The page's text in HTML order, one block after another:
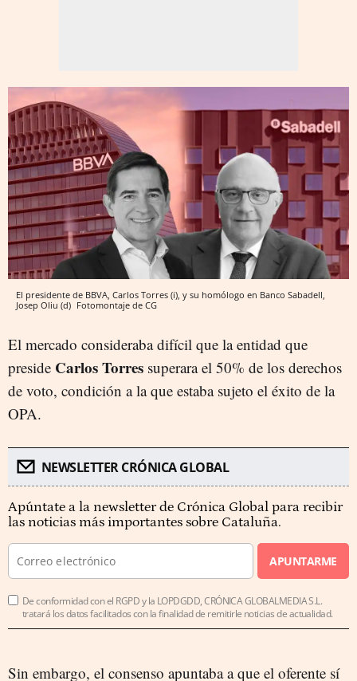
El presidente de BBVA, Carlos Torres (i), y su homólogo en Banco Sabadell,
Josep Oliu (d) Fotomontaje de CG
El mercado consideraba difícil que la entidad que
preside Carlos Torres superara el 50% de los derechos
de voto, condición a la que estaba sujeto el éxito de la
OPA.
NEWSLETTER CRÓNICA GLOBAL
Apúntate a la newsletter de Crónica Global para recibir
las noticias más importantes sobre Cataluña.
APUNTARME
De conformidad con el RGPD y la LOPDGDD, CRÓNICA GLOBALMEDIA S.L.
tratará los datos facilitados con la finalidad de remitirle noticias de actualidad.
Sin embargo, el consenso apuntaba a que el oferente sí